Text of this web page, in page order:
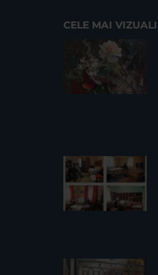
CELE MAI